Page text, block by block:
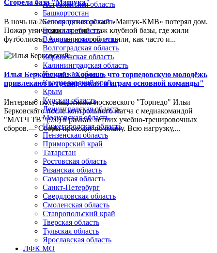
Сгорела база "Машука"
В ночь на 26 июля пятигорский «Машук-КМВ» потерял дом.
Пожар уничтожил третий этаж клубной базы, где жили
футболисты. А вода, которой тушили, как часто и...
Илья Берковский: "Хорошо, что торпедовскую молодёжь
привлекают к тренировкам и играм основной команды"
Интервью полузащитника московского "Торпедо" Ильи
Берковского после контрольного матча с медиакомандой
"МАТЧ ТВ" (9:0) в рамках летних учебно-тренировочных
сборов.— Сборы проходят по плану. Всю нагрузку,...
Астраханская область
Башкортостан
Белгородская область
Брянская область
Владимирская область
Волгоградская область
Воронежская область
Калининградская область
Калужская область
Краснодарский край
Крым
Курская область
Ленинградская область
Московская область
Нижегородская область
Пензенская область
Приморский край
Татарстан
Ростовская область
Рязанская область
Самарская область
Санкт-Петербург
Свердловская область
Смоленская область
Ставропольский край
Тверская область
Тульская область
Ярославская область
ЛФК МО